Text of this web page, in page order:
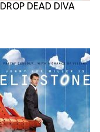
DROP DEAD DIVA